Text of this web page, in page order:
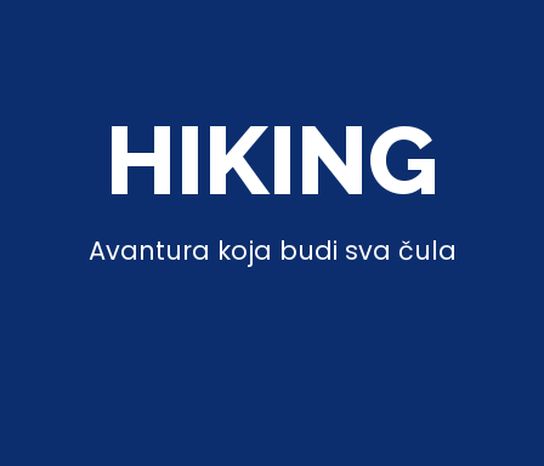
HIKING
Avantura koja budi sva čula